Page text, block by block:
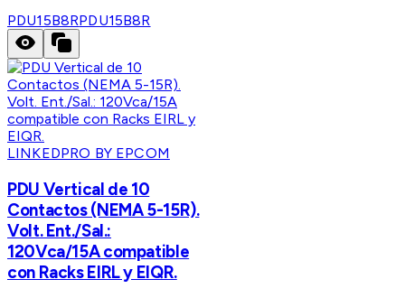
PDU15B8RPDU15B8R
LINKEDPRO BY EPCOM
PDU Vertical de 10
Contactos (NEMA 5-15R).
Volt. Ent./Sal.:
120Vca/15A compatible
con Racks EIRL y EIQR.